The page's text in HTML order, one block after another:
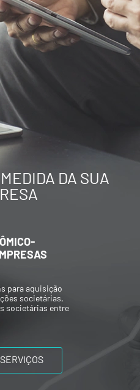
DA SUA
para aquisição
societárias,
societárias entre